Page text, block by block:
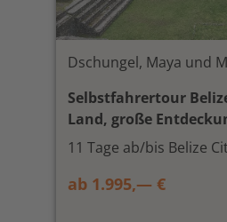
Dschungel, Maya und
Selbstfahrertour
Land, große
11 Tage ab/bis Belize
ab 1.995,— €